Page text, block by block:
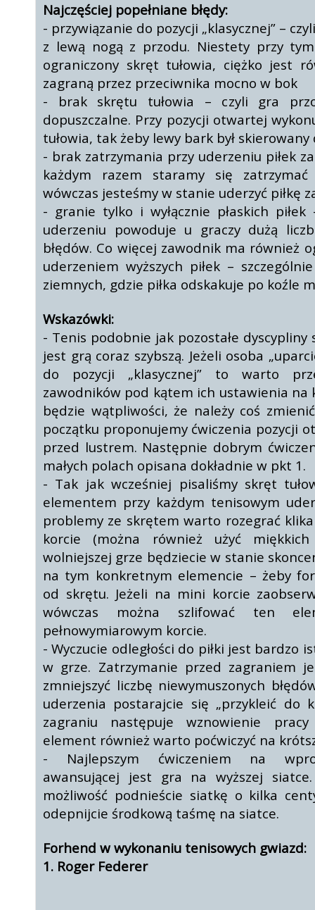
Najczęściej popełniane błędy:
- przywiązanie do pozycji „klasycznej” –
z lewą nogą z przodu. Niestety przy
ograniczony skręt tułowia, ciężko jest
zagraną przez przeciwnika mocno w bok
- brak skrętu tułowia – czyli gra
dopuszczalne. Przy pozycji otwartej
tułowia, tak żeby lewy bark był
- brak zatrzymania przy uderzeniu piłek
każdym razem staramy się
wówczas jesteśmy w stanie uderzyć piłkę
- granie tylko i wyłącznie płaskich
uderzeniu powoduje u graczy dużą
błędów. Co więcej zawodnik ma również
uderzeniem wyższych piłek –
ziemnych, gdzie piłka odskakuje po koźle
Wskazówki:
- Tenis podobnie jak pozostałe
jest grą coraz szybszą. Jeżeli osoba
do pozycji „klasycznej” to warto
zawodników pod kątem ich ustawienia na
będzie wątpliwości, że należy coś
początku proponujemy ćwiczenia pozycji
przed lustrem. Następnie dobrym
małych polach opisana dokładnie w pkt 1.
- Tak jak wcześniej pisaliśmy skręt
elementem przy każdym tenisowym
problemy ze skrętem warto rozegrać
korcie (można również użyć
wolniejszej grze będziecie w stanie
na tym konkretnym elemencie – żeby
od skrętu. Jeżeli na mini korcie
wówczas można szlifować ten
pełnowymiarowym korcie.
- Wyczucie odległości do piłki jest bardzo
w grze. Zatrzymanie przed zagraniem
zmniejszyć liczbę niewymuszonych
uderzenia postarajcie się „przykleić do
zagraniu następuje wznowienie
element również warto poćwiczyć na
- Najlepszym ćwiczeniem na
awansującej jest gra na wyższej
możliwość podnieście siatkę o kilka
odepnijcie środkową taśmę na siatce.
Forhend w wykonaniu tenisowych gwiazd:
1. Roger Federer